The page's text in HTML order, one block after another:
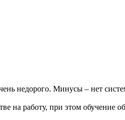
недорого. Минусы – нет
на работу, при этом обучение